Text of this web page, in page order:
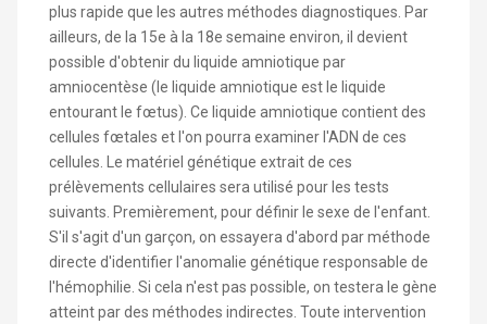
plus rapide que les autres méthodes diagnostiques. Par
ailleurs, de la 15e à la 18e semaine environ, il devient
possible d'obtenir du liquide amniotique par
amniocentèse (le liquide amniotique est le liquide
entourant le fœtus). Ce liquide amniotique contient des
cellules fœtales et l'on pourra examiner l'ADN de ces
cellules. Le matériel génétique extrait de ces
prélèvements cellulaires sera utilisé pour les tests
suivants. Premièrement, pour définir le sexe de l'enfant.
S'il s'agit d'un garçon, on essayera d'abord par méthode
directe d'identifier l'anomalie génétique responsable de
l'hémophilie. Si cela n'est pas possible, on testera le gène
atteint par des méthodes indirectes. Toute intervention